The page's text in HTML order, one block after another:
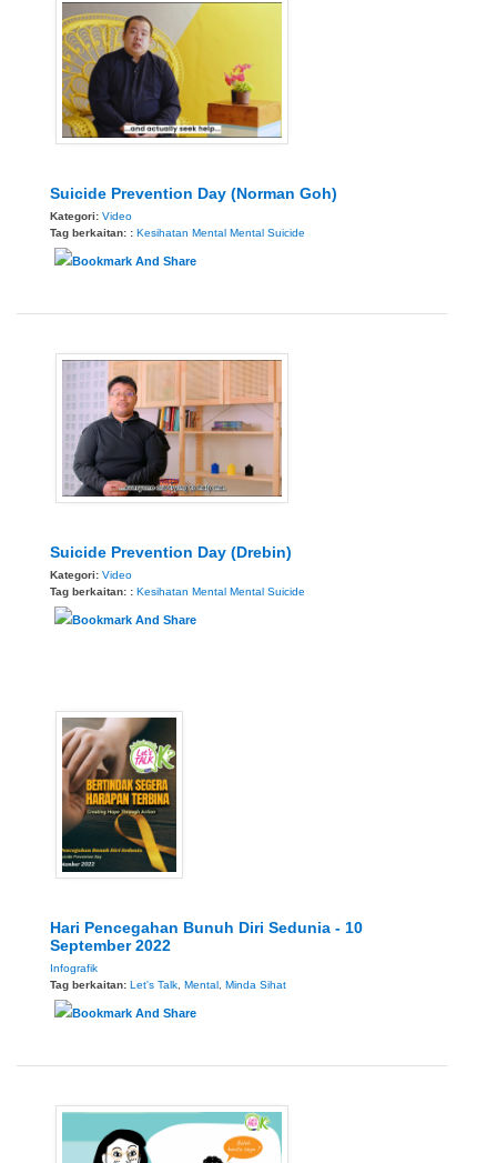
Suicide Prevention Day (Norman Goh)
Kategori: Video
Tag berkaitan: : Kesihatan Mental Mental Suicide
Suicide Prevention Day (Drebin)
Kategori: Video
Tag berkaitan: : Kesihatan Mental Mental Suicide
Hari Pencegahan Bunuh Diri Sedunia - 10
September 2022
Infografik
Tag berkaitan: Let's Talk Mental Minda Sihat